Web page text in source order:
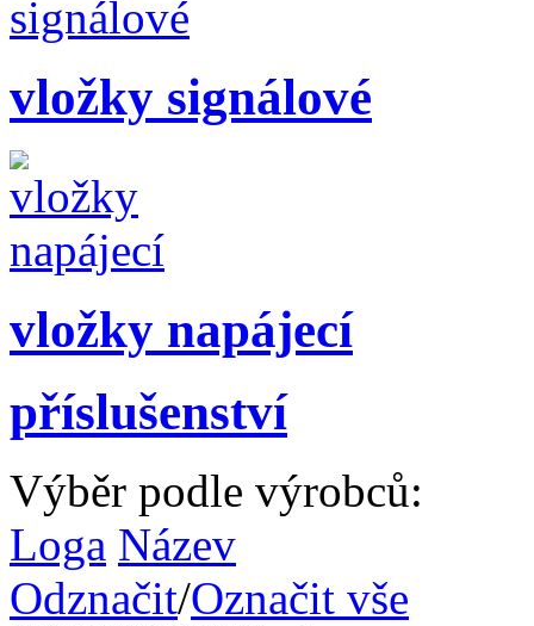
vložky signálové
vložky napájecí
příslušenství
Výběr podle výrobců:
Loga Název
Odznačit/Označit vše